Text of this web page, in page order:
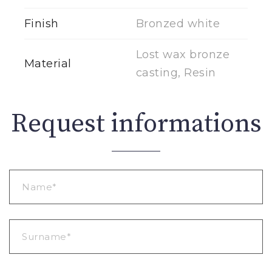
Finish Bronzed white
Material
Lost wax bronze
casting, Resin
Request informations